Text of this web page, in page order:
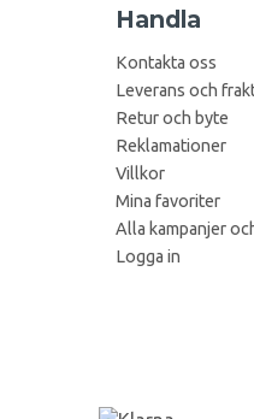
Handla
Kontakta oss
Leverans och
Retur och byte
Reklamationer
Villkor
Mina favoriter
Alla kampanjer
Logga in